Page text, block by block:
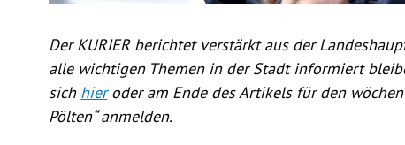
Der KURIER berichtet verstärkt aus der
alle wichtigen Themen in der Stadt informiert
sich hieroder am Ende des Artikels für den
Pölten“ anmelden.